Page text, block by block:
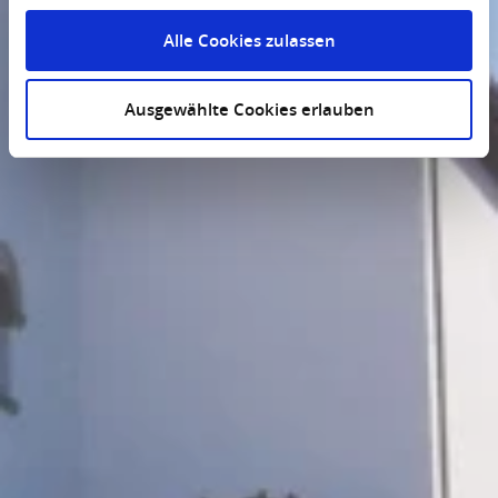
Alle Cookies zulassen
Ausgewählte Cookies erlauben